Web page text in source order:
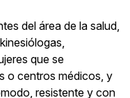
del área de la salud,
que se
o centros médicos, y
resistente y con